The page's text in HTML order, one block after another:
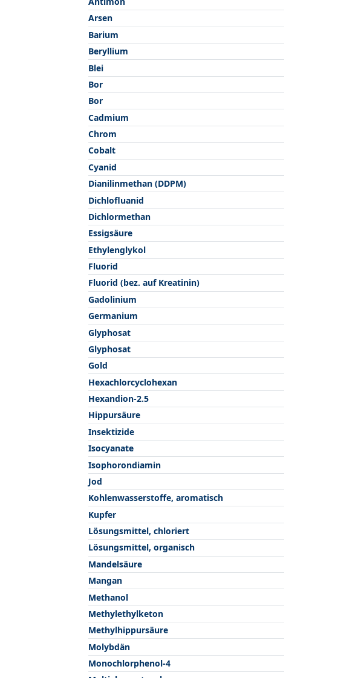
Arsen
Barium
Beryllium
Blei
Bor
Bor
Cadmium
Chrom
Cobalt
Cyanid
Dianilinmethan (DDPM)
Dichlofluanid
Dichlormethan
Essigsäure
Ethylenglykol
Fluorid
Fluorid (bez. auf Kreatinin)
Gadolinium
Germanium
Glyphosat
Glyphosat
Gold
Hexachlorcyclohexan
Hexandion-2.5
Hippursäure
Insektizide
Isocyanate
Isophorondiamin
Jod
Kohlenwasserstoffe, aromatisch
Kupfer
Lösungsmittel, chloriert
Lösungsmittel, organisch
Mandelsäure
Mangan
Methanol
Methylethylketon
Methylhippursäure
Molybdän
Monochlorphenol-4